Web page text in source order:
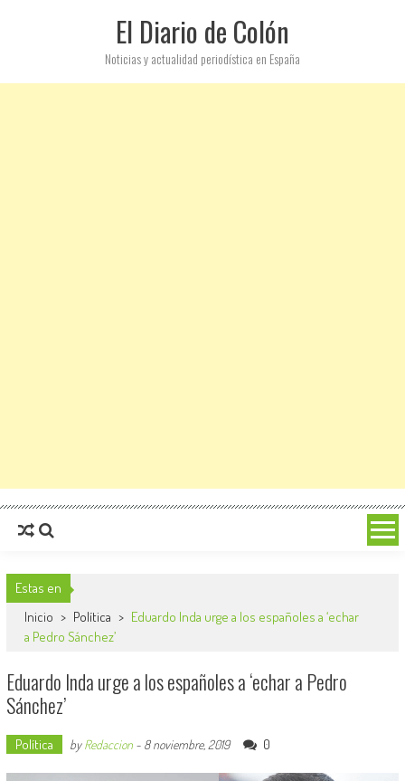
El Diario de Colón
Noticias y actualidad periodística en España
Estas en
Inicio > Política > Eduardo Inda urge a los españoles a ‘echar
a Pedro Sánchez’
Eduardo Inda urge a los españoles a ‘echar a Pedro
Sánchez’
Política byRedaccion- 8 noviembre, 2019 0